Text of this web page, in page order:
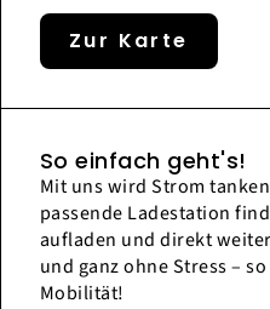
Zur Karte
So einfach geht's!
Mit uns wird Strom
passende Ladestation
aufladen und direkt
und ganz ohne Stress –
Mobilität!